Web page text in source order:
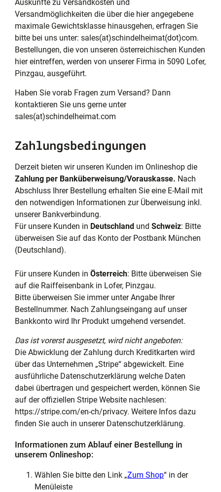
Auskünfte zu Versandkosten und
Versandmöglichkeiten die über die hier angegebene
maximale Gewichtsklasse hinausgehen, erfragen Sie
bitte bei uns unter: sales(at)schindelheimat(dot)com.
Bestellungen, die von unseren österreichischen Kunden
hier eintreffen, werden von unserer Firma in 5090 Lofer,
Pinzgau, ausgeführt.
Haben Sie vorab Fragen zum Versand? Dann
kontaktieren Sie uns gerne unter
sales(at)schindelheimat.com
Zahlungsbedingungen
Derzeit bieten wir unseren Kunden im Onlineshop die
Zahlung per Banküberweisung/Vorauskasse. Nach
Abschluss Ihrer Bestellung erhalten Sie eine E-Mail mit
den notwendigen Informationen zur Überweisung inkl.
unserer Bankverbindung.
Für unsere Kunden in Deutschland und Schweiz: Bitte
überweisen Sie auf das Konto der Postbank München
(Deutschland).
Für unsere Kunden in Österreich: Bitte überweisen Sie
auf die Raiffeisenbank in Lofer, Pinzgau.
Bitte überweisen Sie immer unter Angabe Ihrer
Bestellnummer. Nach Zahlungseingang auf unser
Bankkonto wird Ihr Produkt umgehend versendet.
Das ist vorerst ausgesetzt, wird nicht angeboten:
Die Abwicklung der Zahlung durch Kreditkarten wird
über das Unternehmen „Stripe“ abgewickelt. Eine
ausführliche Datenschutzerklärung welche Daten
dabei übertragen und gespeichert werden, können Sie
auf der offiziellen Stripe Website nachlesen:
https://stripe.com/en-ch/privacy. Weitere Infos dazu
finden Sie auch in unserer Datenschutzerklärung.
Informationen zum Ablauf einer Bestellung in
unserem Onlineshop:
Wählen Sie bitte den Link „Zum Shop“ in der
Menüleiste